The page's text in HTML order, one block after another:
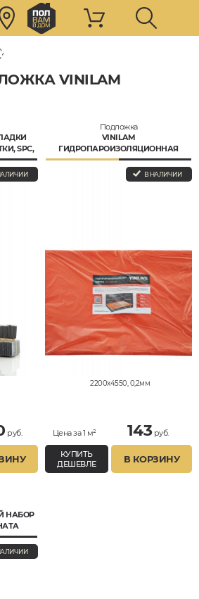
VINILAM
SPC,
руб.
Подложка
VINILAM
ГИДРОПАРОИЗОЛЯЦИОННАЯ
ПЛЕНКА 200 МИКРОН
В НАЛИЧИИ
2200x4550, 0,2мм
Цена за 1 м² 143руб.
КУПИТЬ
ДЕШЕВЛЕ
В КОРЗИНУ
НАБОР